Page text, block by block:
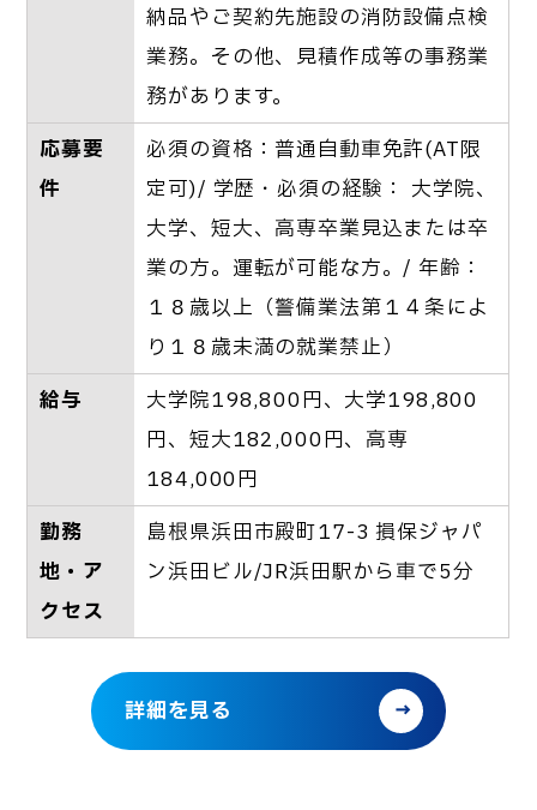
納品やご契約先施設の消防設備点検
業務。その他、見積作成等の事務業
務があります。
応募要
件
必須の資格：普通自動車免許(AT限
定可)/ 学歴・必須の経験： 大学院、
大学、短大、高専卒業見込または卒
業の方。運転が可能な方。/ 年齢：
１８歳以上（警備業法第１４条によ
り１８歳未満の就業禁止）
給与
大学院198,800円、大学198,800
円、短大182,000円、高専
184,000円
勤務
地・ア
クセス
島根県浜田市殿町17-3 損保ジャパ
ン浜田ビル/JR浜田駅から車で5分
詳細を見る